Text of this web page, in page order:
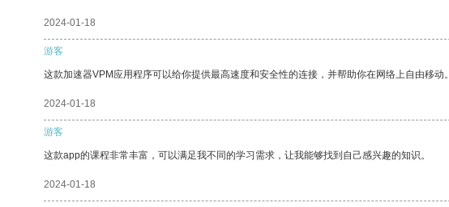
2024-01-18
游客
这款加速器VPM应用程序可以给你提供最高速度和安全性的连接，并帮助你在网络上自由移动。
2024-01-18
游客
这款app的课程非常丰富，可以满足我不同的学习需求，让我能够找到自己感兴趣的知识。
2024-01-18